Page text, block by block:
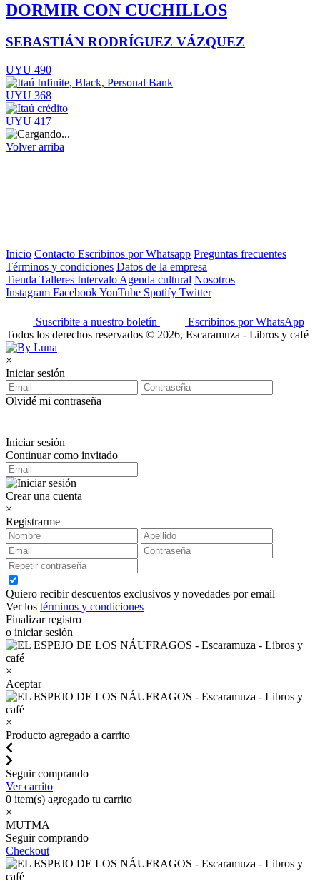
DORMIR CON CUCHILLOS
SEBASTIÁN RODRÍGUEZ VÁZQUEZ
UYU 490
UYU 368
UYU 417
Volver arriba
Inicio Contacto Escribinos por Whatsapp Preguntas frecuentes
Términos y condiciones Datos de la empresa
Tienda Talleres Intervalo Agenda cultural Nosotros
Instagram FacebookYouTube Spotify Twitter
Suscribite a nuestro boletín
Escribinos por WhatsApp
Todos los derechos reservados © 2026, Escaramuza - Libros y café
×
Iniciar sesión
Olvidé mi contraseña
Iniciar sesión
Continuar como invitado
Crear una cuenta
×
Registrarme
Quiero recibir descuentos exclusivos y novedades por email
Ver los términos y condiciones
Finalizar registro
o iniciar sesión
×
Aceptar
×
Producto agregado a carrito
Seguir comprando
Ver carrito
0 item(s) agregado tu carrito
×
MUTMA
Seguir comprando
Checkout